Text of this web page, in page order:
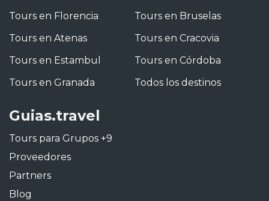
Tours en Florencia
Tours en Atenas
Tours en Estambul
Tours en Granada
Tours en Bruselas
Tours en Cracovia
Tours en Córdoba
Todos los destinos
Guias.travel
Tours para Grupos +9
Proveedores
Partners
Blog